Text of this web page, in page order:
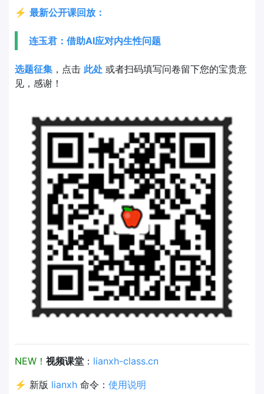
⚡ 最新公开课回放：
连玉君：借助AI应对内生性问题
选题征集 ，点击 此处 或者扫码填写问卷留下您的宝贵意
见，感谢！
NEW！ 视频课堂 ： lianxh-class.cn
⚡ 新版 lianxh 命令： 使用说明